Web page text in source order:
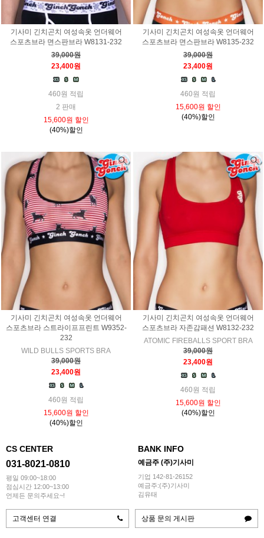
기사미 긴치곤치 여성속옷 언더웨어
스포츠브라 면스판브라 W8131-232
39,000원
23,400원
460원 적립
2 판매
15,600원 할인
(40%)할인
기사미 긴치곤치 여성속옷 언더웨어
스포츠브라 면스판브라 W8135-232
39,000원
23,400원
460원 적립
15,600원 할인
(40%)할인
기사미 긴치곤치 여성속옷 언더웨어
스포츠브라 스트라이프프린트 W9352-
232
WILD BULLS SPORTS BRA
39,000원
23,400원
460원 적립
15,600원 할인
(40%)할인
기사미 긴치곤치 여성속옷 언더웨어
스포츠브라 자존감패션 W8132-232
ATOMIC FIREBALLS SPORT BRA
39,000원
23,400원
460원 적립
15,600원 할인
(40%)할인
CS CENTER
031-8021-0810
평일 09:00~18:00
점심시간 12:00~13:00
언제든 문의주세요~!
BANK INFO
예금주 (주)기사미
기업 142-81-26152
예금주:(주)기사미
김유태
고객센터 연결 상품 문의 게시판